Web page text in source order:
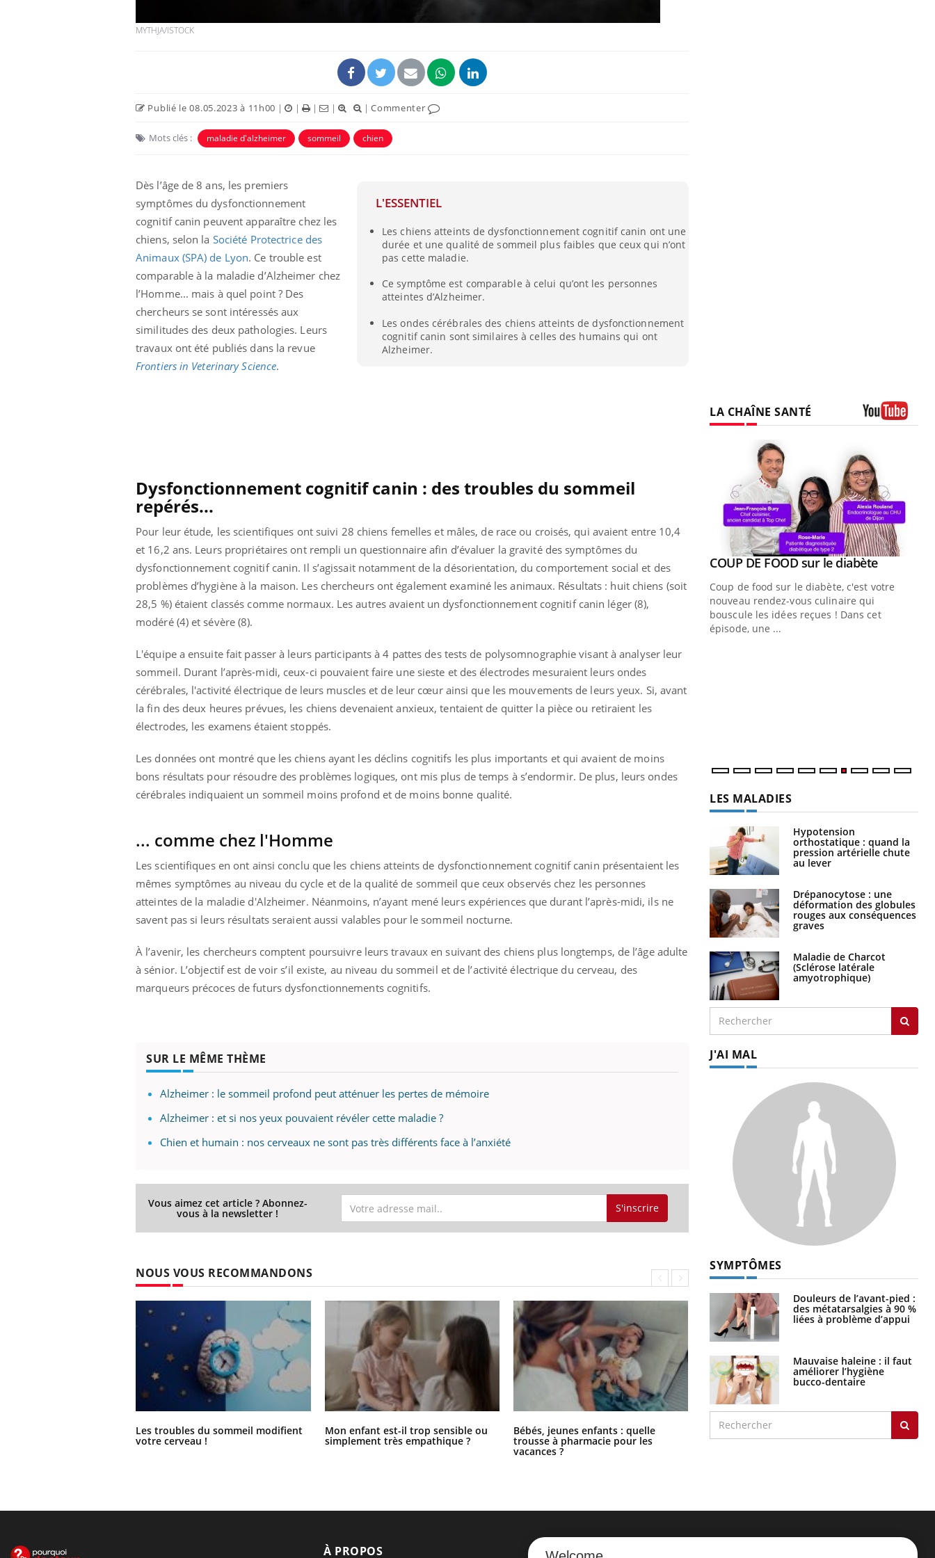
MYTHJA/ISTOCK
Publié le 08.05.2023 à 11h00 | | | | |Commenter
Mots clés : maladie d'alzheimer sommeil chien
L'ESSENTIEL
Les chiens atteints de dysfonctionnement cognitif canin ont une
durée et une qualité de sommeil plus faibles que ceux qui n’ont
pas cette maladie.
Ce symptôme est comparable à celui qu’ont les personnes
atteintes d’Alzheimer.
Les ondes cérébrales des chiens atteints de dysfonctionnement
cognitif canin sont similaires à celles des humains qui ont
Alzheimer.
Dès l’âge de 8 ans, les premiers
symptômes du dysfonctionnement
cognitif canin peuvent apparaître chez les
chiens, selon la Société Protectrice des
Animaux (SPA) de Lyon. Ce trouble est
comparable à la maladie d’Alzheimer chez
l’Homme... mais à quel point ? Des
chercheurs se sont intéressés aux
similitudes des deux pathologies. Leurs
travaux ont été publiés dans la revue
Frontiers in Veterinary Science.
Dysfonctionnement cognitif canin : des troubles du sommeil
repérés...
Pour leur étude, les scientifiques ont suivi 28 chiens femelles et mâles, de race ou croisés, qui avaient entre 10,4
et 16,2 ans. Leurs propriétaires ont rempli un questionnaire afin d’évaluer la gravité des symptômes du
dysfonctionnement cognitif canin. Il s’agissait notamment de la désorientation, du comportement social et des
problèmes d’hygiène à la maison. Les chercheurs ont également examiné les animaux. Résultats : huit chiens (soit
28,5 %) étaient classés comme normaux. Les autres avaient un dysfonctionnement cognitif canin léger (8),
modéré (4) et sévère (8).
L'équipe a ensuite fait passer à leurs participants à 4 pattes des tests de polysomnographie visant à analyser leur
sommeil. Durant l’après-midi, ceux-ci pouvaient faire une sieste et des électrodes mesuraient leurs ondes
cérébrales, l'activité électrique de leurs muscles et de leur cœur ainsi que les mouvements de leurs yeux. Si, avant
la fin des deux heures prévues, les chiens devenaient anxieux, tentaient de quitter la pièce ou retiraient les
électrodes, les examens étaient stoppés.
Les données ont montré que les chiens ayant les déclins cognitifs les plus importants et qui avaient de moins
bons résultats pour résoudre des problèmes logiques, ont mis plus de temps à s’endormir. De plus, leurs ondes
cérébrales indiquaient un sommeil moins profond et de moins bonne qualité.
... comme chez l'Homme
Les scientifiques en ont ainsi conclu que les chiens atteints de dysfonctionnement cognitif canin présentaient les
mêmes symptômes au niveau du cycle et de la qualité de sommeil que ceux observés chez les personnes
atteintes de la maladie d'Alzheimer. Néanmoins, n’ayant mené leurs expériences que durant l’après-midi, ils ne
savent pas si leurs résultats seraient aussi valables pour le sommeil nocturne.
À l’avenir, les chercheurs comptent poursuivre leurs travaux en suivant des chiens plus longtemps, de l’âge adulte
à sénior. L’objectif est de voir s’il existe, au niveau du sommeil et de l’activité électrique du cerveau, des
marqueurs précoces de futurs dysfonctionnements cognitifs.
SUR LE MÊME THÈME
Alzheimer : le sommeil profond peut atténuer les pertes de mémoire
Alzheimer : et si nos yeux pouvaient révéler cette maladie ?
Chien et humain : nos cerveaux ne sont pas très différents face à l’anxiété
Vous aimez cet article ? Abonnez-
vous à la newsletter ! S'inscrire
NOUS VOUS RECOMMANDONS
Les troubles du sommeil modifient
votre cerveau !
Mon enfant est-il trop sensible ou
simplement très empathique ?
Bébés, jeunes enfants : quelle
trousse à pharmacie pour les
vacances ?
Syndrome métabolique : quels sont
les meilleurs exercices physiques ?
LA CHAÎNE SANTÉ
Eczéma Chronique des Mains : se
préparer pour l’été !Youtube
L'été arrive… et avec lui, un tout nouveau
soleil, activités en plein air… Nos mains
Youtube
Diabète & Ramadan 2026Youtube
Le Ramadan approche, et, pour de
nombreuses personnes atteintes de
diabète, c'est une période de questions, de
Youtube
Un « jumeau numérique » pour
faciliter l’accès à la médecine
préventiveYoutube
Un établissement lié à un groupe
numérique » permet ...
Youtube
COUP DE FOOD sur le diabèteYoutube
Coup de food sur le diabète, c'est votre
nouveau rendez-vous culinaire qui
bouscule les idées reçues ! Dans cet
épisode, une ...
LES MALADIES
Hypotension
orthostatique : quand la
pression artérielle chute
au lever
Drépanocytose : une
déformation des globules
rouges aux conséquences
graves
Maladie de Charcot
(Sclérose latérale
amyotrophique)
J'AI MAL
SYMPTÔMES
Douleurs de l’avant-pied :
des métatarsalgies à 90 %
liées à problème d’appui
Mauvaise haleine : il faut
améliorer l’hygiène
bucco-dentaire
À PROPOS NEWSLETTER